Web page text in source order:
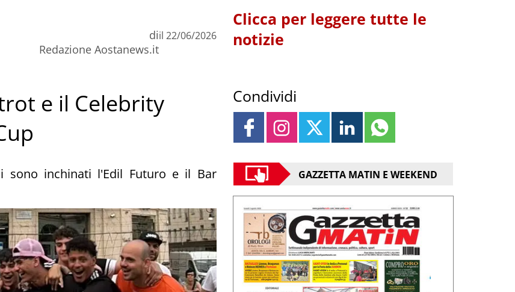
di
Redazione Aostanews.it
il 22/06/2026
e il Celebrity
sono inchinati l'Edil Futuro e il Bar
Clicca per leggere tutte le
notizie
Condividi
GAZZETTA MATIN E WEEKEND